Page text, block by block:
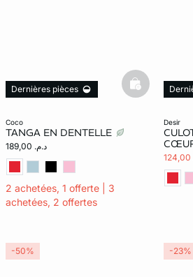
coco
TANGA EN DENTELLE
د.م. 189,00
2 achetées, 1 offerte | 3
achetées, 2 offertes
Dernières pièces basketfull
desir
-50% -23%